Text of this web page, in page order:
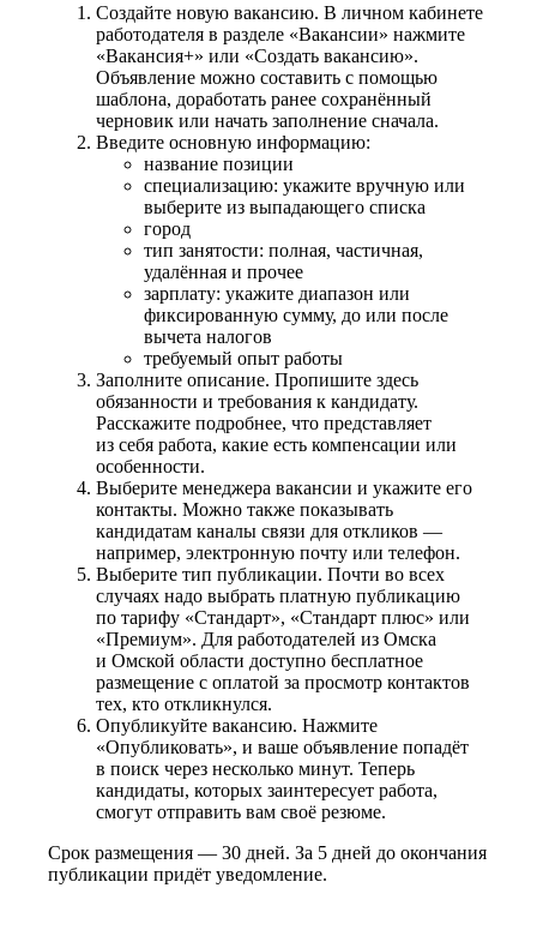
Создайте новую вакансию. В личном кабинете
работодателя в разделе «Вакансии» нажмите
«Вакансия+» или «Создать вакансию».
Объявление можно составить с помощью
шаблона, доработать ранее сохранённый
черновик или начать заполнение сначала.
Введите основную информацию:
название позиции
специализацию: укажите вручную или
выберите из выпадающего списка
город
тип занятости: полная, частичная,
удалённая и прочее
зарплату: укажите диапазон или
фиксированную сумму, до или после
вычета налогов
требуемый опыт работы
Заполните описание. Пропишите здесь
обязанности и требования к кандидату.
Расскажите подробнее, что представляет
из себя работа, какие есть компенсации или
особенности.
Выберите менеджера вакансии и укажите его
контакты. Можно также показывать
кандидатам каналы связи для откликов —
например, электронную почту или телефон.
Выберите тип публикации. Почти во всех
случаях надо выбрать платную публикацию
по тарифу «Стандарт», «Стандарт плюс» или
«Премиум». Для работодателей из Омска
и Омской области доступно бесплатное
размещение с оплатой за просмотр контактов
тех, кто откликнулся.
Опубликуйте вакансию. Нажмите
«Опубликовать», и ваше объявление попадёт
в поиск через несколько минут. Теперь
кандидаты, которых заинтересует работа,
смогут отправить вам своё резюме.
Срок размещения — 30 дней. За 5 дней до окончания
публикации придёт уведомление.